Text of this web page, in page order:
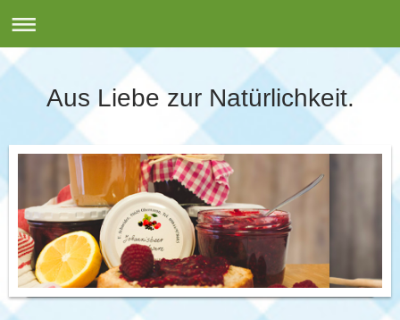
Aus Liebe zur Natürlichkeit.